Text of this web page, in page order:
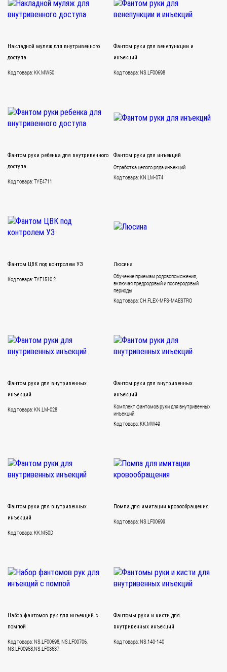
Накладной муляж для внутривенного
доступа
Код товара: KK.MW50
Фантом руки для венепункции и
инъекций
Код товара: NS.LF00698
Фантом руки ребенка для внутривенного
доступа
Код товара: TYE4711
Фантом руки для инъекций
Отработка целого ряда инъекций
Код товара: KN.LM-074
Фантом ЦВК под контролем УЗ
Код товара: TYE1510.2
Люсина
Обучение приемам родовспоможения,
включая предродовый и послеродовый
периоды
Код товара: CH.FLEX-MFS-MAESTRO
Фантом руки для внутривенных
инъекций
Код товара: KN.LM-028
Фантом руки для внутривенных
инъекций
Комплект фантомов руки для внутривенных
инъекций
Код товара: KK.MW49
Фантом руки для внутривенных
инъекций
Код товара: KK.M50D
Помпа для имитации кровообращения
Код товара: NS.LF00699
Набор фантомов рук для инъекций с
помпой
Код товара: NS.LF00698, NS.LF00706,
NS.LF00958,NS.LF03637
Фантомы руки и кисти для
внутривенных инъекций
Код товара: NS.140-140